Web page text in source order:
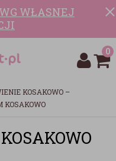
WŁASNEJ
0
KOSAKOWO –
KOSAKOWO